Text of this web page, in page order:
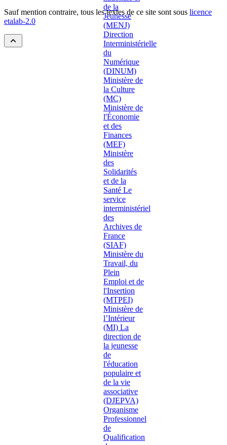
Sauf mention contraire, tous les textes de ce site sont sous licence
etalab-2.0